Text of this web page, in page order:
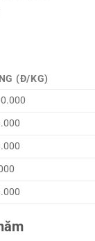
(Đ/KG)